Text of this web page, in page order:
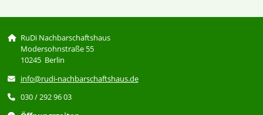
RuDi Nachbarschaftshaus
Modersohnstraße 55
10245 Berlin
info@rudi-nachbarschaftshaus.de
030 / 292 96 03